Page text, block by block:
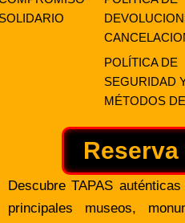
POLÍTICA DE
SEGURIDAD
MÉTODOS
Reserva
Descubre TAPAS
principales museos,